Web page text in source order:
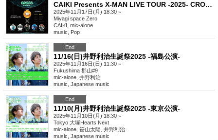
CAIKI Presents X-MAN LIVE TOUR -2025- CROSS in SENDAI
2025年11月17日(月) 18:30～
Miyagi space Zero
CAIKI, mic-alone
music
Pop
End
11/16(日)井野利治生誕祭2025 -福島公演-
2025年11月16日(日) 11:30～
Fukushima 郡山#9
mic-alone, 井野利治
music Japanese music
End
11/10(月)井野利治生誕祭2025 -東京公演-
2025年11月10日(月) 18:30～
Tokyo 大塚Hearts Next
mic-alone, 笹山太陽, 井野利治
music Japanese music